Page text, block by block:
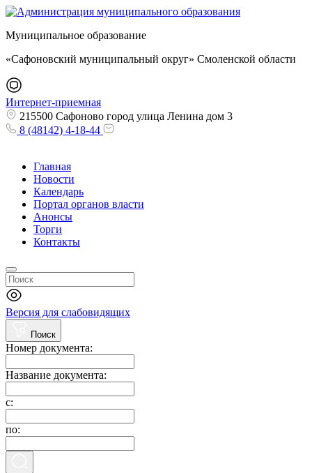
Муниципальное образование
«Сафоновский муниципальный округ» Смоленской области
Интернет-приемная
215500 Сафоново город улица Ленина дом 3
8 (48142) 4-18-44
Главная
Новости
Календарь
Портал органов власти
Анонсы
Торги
Контакты
Версия для слабовидящих
Поиск
Номер документа:
Название документа:
с:
по: